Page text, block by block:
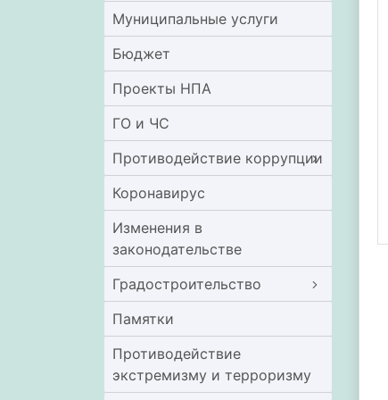
Муниципальные услуги
Бюджет
Проекты НПА
ГО и ЧС
Противодействие коррупции
Коронавирус
Изменения в
законодательстве
Градостроительство
Памятки
Противодействие
экстремизму и терроризму